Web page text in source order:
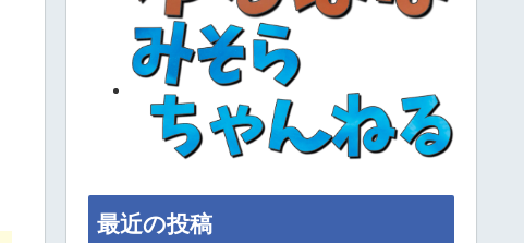
最近の投稿